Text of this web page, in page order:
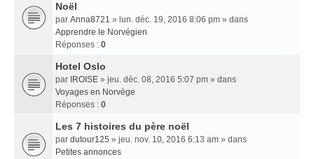
Noël
par Anna8721 » lun. déc. 19, 2016 8:06 pm » dans
Apprendre le Norvégien
Réponses : 0
Hotel Oslo
par IROISE » jeu. déc. 08, 2016 5:07 pm » dans
Voyages en Norvège
Réponses : 0
Les 7 histoires du père noël
par dutour125 » jeu. nov. 10, 2016 6:13 am » dans
Petites annonces